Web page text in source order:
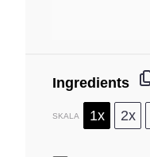
Ingredients
SKALA 1x 2x